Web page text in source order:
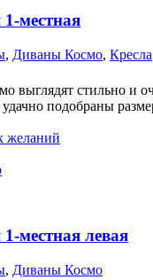
местная
, Диваны Космо, Кресла
выглядят стильно и
подобраны
желаний
местная левая
, Диваны Космо